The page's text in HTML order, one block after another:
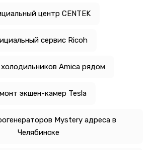
центр CENTEK
сервис Ricoh
Amica рядом
экшен-камер Tesla
Mystery адреса в
Челябинске